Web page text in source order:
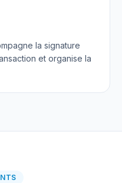
la signature
et organise la